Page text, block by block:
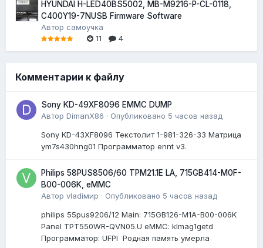
HYUNDAI H-LED40BS5002, MB-M9216-P-CL-0118,
C400Y19-7NUSB Firmware Software
Автор самоучка
11
4
Комментарии к файлу
Sony KD-49XF8096 EMMC DUMP
Автор DimanX86 · Опубликовано 5 часов назад
Sony KD-43XF8096 Текстолит 1-981-326-33 Матрица
ym7s430hng01 Программатор ennt v3.
Philips 58PUS8506/60 TPM21.1E LA, 715GB414-M0F-
B00-006K, eMMC
Автор vladiмир · Опубликовано 5 часов назад
philips 55pus9206/12 Мain: 715GB126-M1A-B00-006K
Panel TPT550WR-QVN05.U eMMC: klmag1getd
Программатор: UFPI Родная память умерла